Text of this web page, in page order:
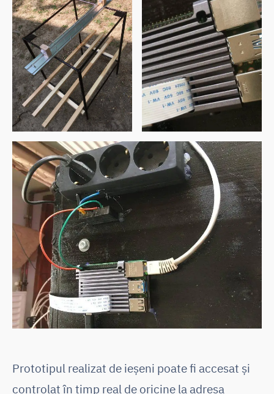
Prototipul realizat de ieșeni poate fi accesat și
controlat în timp real de oricine la adresa